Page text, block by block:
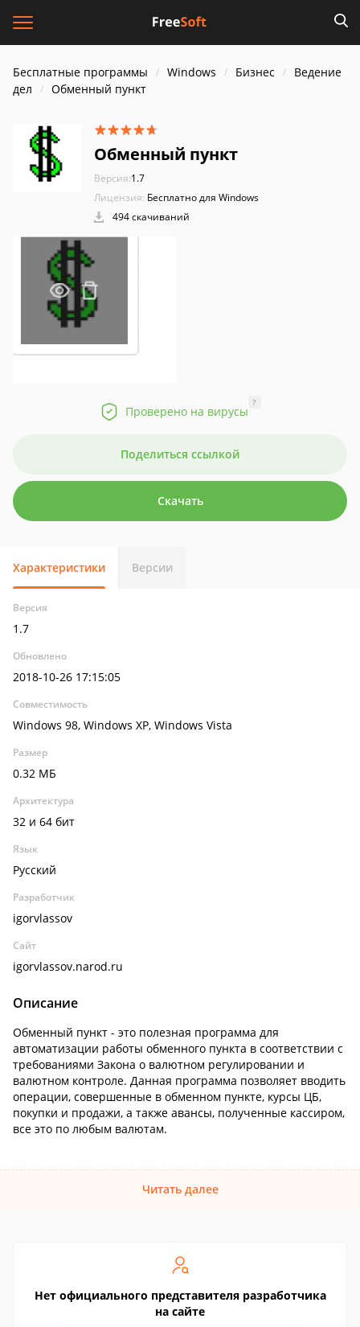
Бесплатные программы Windows Бизнес
Ведение
дел
Обменный пункт
Обменный пункт
Версия:1.7
Лицензия: Бесплатно для Windows
494 скачиваний
Проверено на вирусы
?
Поделиться ссылкой
Скачать
Характеристики Версии
Версия
1.7
Обновлено
2018-10-26 17:15:05
Совместимость
Windows 98, Windows XP, Windows Vista
Размер
0.32 МБ
Архитектура
32 и 64 бит
Язык
Русский
Разработчик
igorvlassov
Сайт
igorvlassov.narod.ru
Описание
Обменный пункт - это полезная программа для
автоматизации работы обменного пункта в соответствии с
требованиями Закона о валютном регулировании и
валютном контроле. Данная программа позволяет вводить
операции, совершенные в обменном пункте, курсы ЦБ,
покупки и продажи, а также авансы, полученные кассиром,
все это по любым валютам.
Читать далее
Нет официального представителя разработчика
на сайте